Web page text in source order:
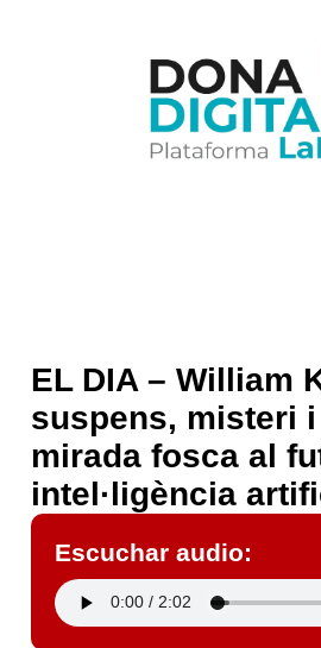
EL DIA – William
suspens, misteri
mirada fosca al
intel·ligència
Escuchar audio: